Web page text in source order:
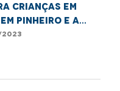
crianças em
Pinheiro e a
da DPE/MA em